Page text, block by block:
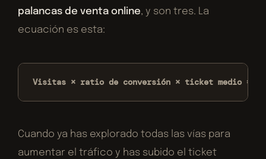
palancas de venta online, y son tres. La
ecuación es esta:
Visitas × ratio de conversión × ticket medio =
Cuando ya has explorado todas las vías para
aumentar el tráfico y has subido el ticket